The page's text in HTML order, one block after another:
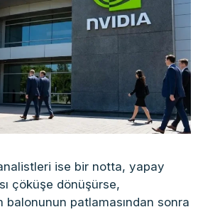
ise bir notta, yapay
çöküşe dönüşürse,
patlamasından sonra